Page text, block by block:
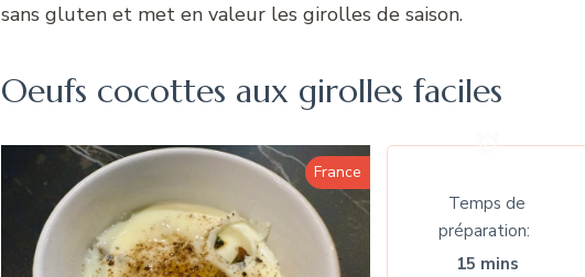
sans gluten et met en valeur les girolles de saison.
Oeufs cocottes aux girolles faciles
France
Temps de
préparation
15 mins